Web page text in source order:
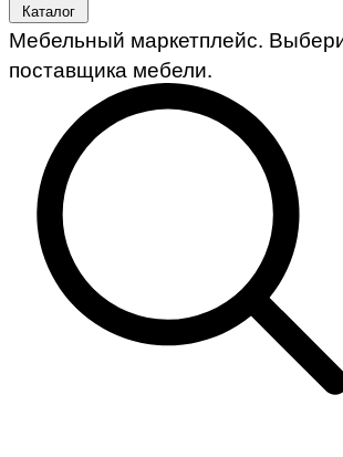
Каталог
Мебельный маркетплейс.
поставщика мебели.